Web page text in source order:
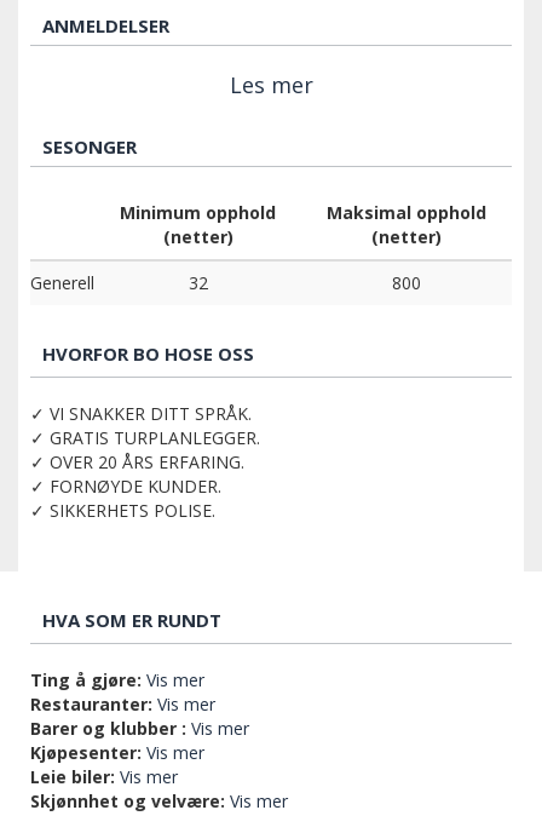
ANMELDELSER
Les mer
SESONGER
Minimum opphold
(netter)
Maksimal opphold
(netter)
Generell
32 800
HVORFOR BO HOSE OSS
✓ VI SNAKKER DITT SPRÅK.
✓ GRATIS TURPLANLEGGER.
✓ OVER 20 ÅRS ERFARING.
✓ FORNØYDE KUNDER.
✓ SIKKERHETS POLISE.
HVA SOM ER RUNDT
Ting å gjøre: Vis mer
Restauranter: Vis mer
Barer og klubber : Vis mer
Kjøpesenter: Vis mer
Leie biler: Vis mer
Skjønnhet og velvære: Vis mer